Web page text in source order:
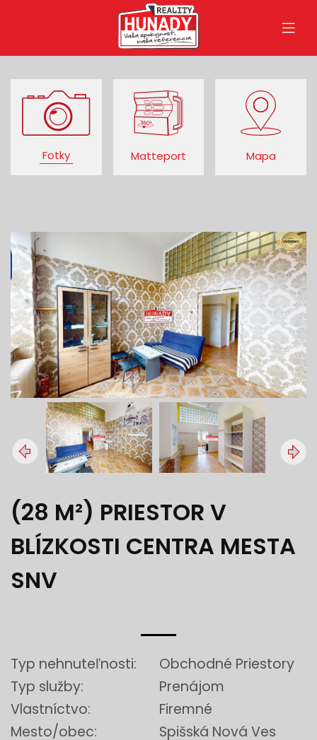
Fotky Matteport Mapa
(28 M²) PRIESTOR V
BLÍZKOSTI CENTRA MESTA
SNV
Typ nehnuteľnosti:
Obchodné Priestory
Typ služby:
Prenájom
Vlastníctvo:
Firemné
Mesto/obec:
Spišská Nová Ves